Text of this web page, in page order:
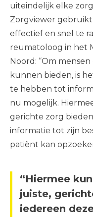
uiteindelijk elke
Zorgviewer
effectief en snel te
reumatoloog in het
Noord: “Om
kunnen bieden, is
te hebben tot
nu mogelijk.
gerichte zorg
informatie tot zijn
patiënt kan
“Hiermee
juiste,
iedereen